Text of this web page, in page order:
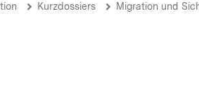
Kurzdossiers Migration und